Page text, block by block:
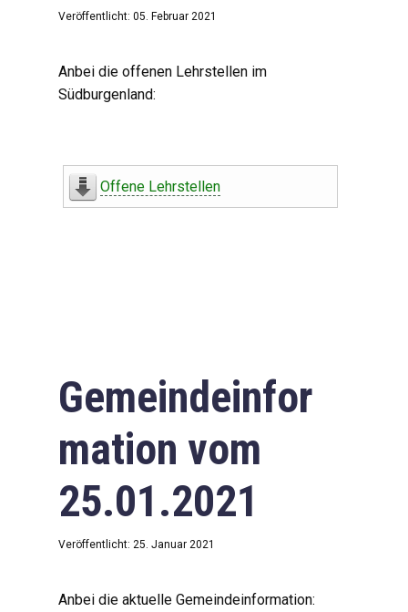
Veröffentlicht: 05. Februar 2021
Anbei die offenen Lehrstellen im
Südburgenland:
Offene Lehrstellen
Gemeindeinfor
mation vom
25.01.2021
Veröffentlicht: 25. Januar 2021
Anbei die aktuelle Gemeindeinformation: